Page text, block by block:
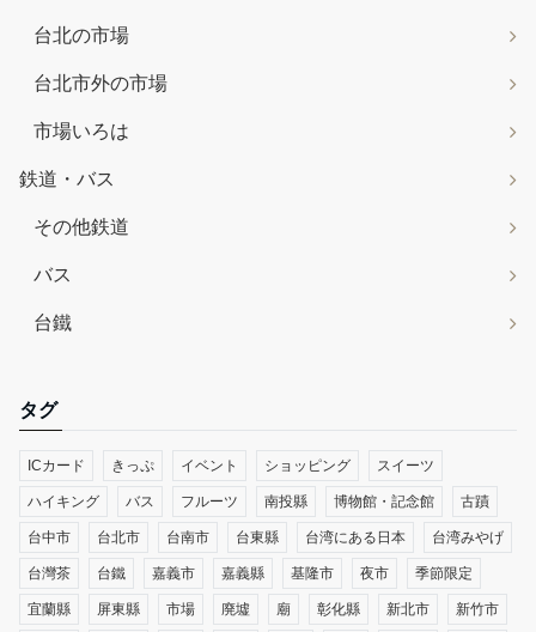
台北の市場
台北市外の市場
市場いろは
鉄道・バス
その他鉄道
バス
台鐵
タグ
ICカード きっぷ イベント ショッピング スイーツ
ハイキング バス フルーツ 南投縣 博物館・記念館 古蹟
台中市 台北市 台南市 台東縣 台湾にある日本 台湾みやげ
台灣茶 台鐵 嘉義市 嘉義縣 基隆市 夜市 季節限定
宜蘭縣 屏東縣 市場 廃墟 廟 彰化縣 新北市 新竹市